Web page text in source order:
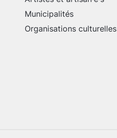
Municipalités
Organisations culturelles